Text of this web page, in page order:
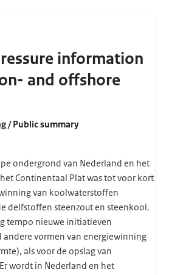
information
and offshore
/ Public summary
ondergrond van Nederland en het
Continentaal Plat was tot voor kort
van koolwaterstoffen
delfstoffen steenzout en steenkool.
tempo nieuwe initiatieven
vormen van energiewinning
als voor de opslag van
wordt in Nederland en het